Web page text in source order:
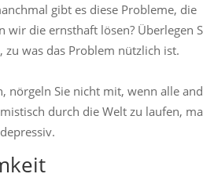
gibt es diese Probleme, die
die ernsthaft lösen? Überlegen
was das Problem nützlich ist.
nörgeln Sie nicht mit, wenn alle
durch die Welt zu laufen,